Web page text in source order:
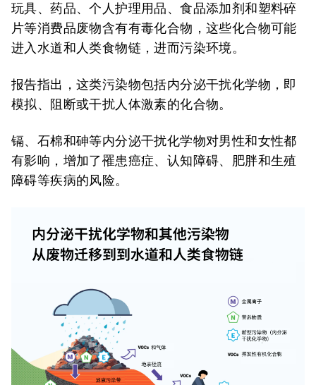
玩具、药品、个人护理用品、食品添加剂和塑料碎
片等消费品废物含有有毒化合物，这些化合物可能
进入水道和人类食物链，进而污染环境。
报告指出，这类污染物包括内分泌干扰化学物，即
模拟、阻断或干扰人体激素的化合物。
镉、石棉和砷等内分泌干扰化学物对男性和女性都
有影响，增加了罹患癌症、认知障碍、肥胖和生殖
障碍等疾病的风险。